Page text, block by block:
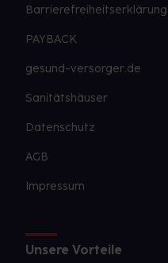
Barrierefreiheitserklärung
PAYBACK
gesund-versorger.de
Sanitätshäuser
Datenschutz
AGB
Impressum
Unsere Vorteile